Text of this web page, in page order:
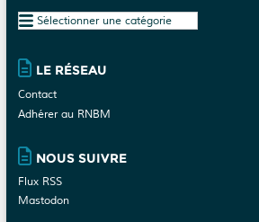
Plan
site
LE RÉSEAU
Contact
Adhérer au RNBM
NOUS SUIVRE
Flux RSS
Mastodon